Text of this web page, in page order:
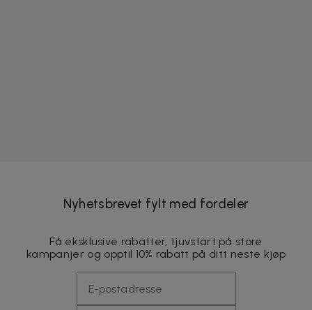
Nyhetsbrevet fylt med fordeler
Få eksklusive rabatter, tjuvstart på store
kampanjer og opptil 10% rabatt på ditt neste kjøp